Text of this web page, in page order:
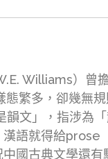
Williams）曾
態繁多，卻幾無
韻文」，指涉為
語就得給prose
國古典文學還